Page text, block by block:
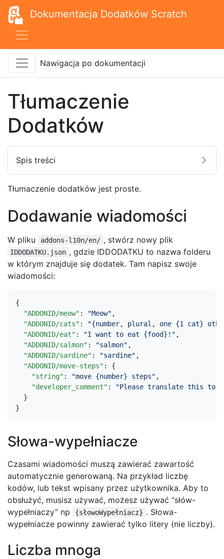
Dokumentacja Dodatków Scratch
Nawigacja po dokumentacji
Spis treści
Tłumaczenie
Dodatków
Tłumaczenie dodatków jest proste.
Dodawanie wiadomości
W pliku addons-l10n/en/ , stwórz nowy plik
IDDODATKU.json , gdzie IDDODATKU to nazwa folderu
w którym znajduje się dodatek. Tam napisz swoje
wiadomości:
{
"ADDONID/meow" : "Meow" ,
"ADDONID/cats" :
"{number, plural, one {1 cat}
"ADDONID/eat" : "I want to eat {food}!" ,
"ADDONID/salmon" : "salmon" ,
"ADDONID/sardine" : "sardine" ,
"ADDONID/move-steps" :
{
"string" : "move {number} steps" ,
"developer_comment" :
"Please translate this to
}
}
Słowa-wypełniacze
Czasami wiadomości muszą zawierać zawartość
automatycznie generowaną. Na przykład liczbę
kodów, lub tekst wpisany przez użytkownika. Aby to
obsłużyć, musisz używać, możesz używać “słów-
wypełniaczy” np
{słowoWypełniacz} . Słowa-
wypełniacze powinny zawierać tylko litery (nie liczby).
Liczba mnoga